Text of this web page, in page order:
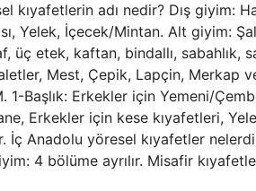
kıyafetlerin adı nedir? Dış giyim:
Yelek, İçecek/Mintan. Alt giyim:
üç etek, kaftan, bindallı, sabahlık,
Mest, Çepik, Lapçin, Merkap
1-Başlık: Erkekler için Yemeni/
Erkekler için kese kıyafetleri,
İç Anadolu yöresel kıyafetler
4 bölüme ayrılır. Misafir